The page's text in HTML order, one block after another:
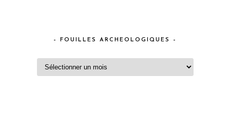
– FOUILLES ARCHEOLOGIQUES –